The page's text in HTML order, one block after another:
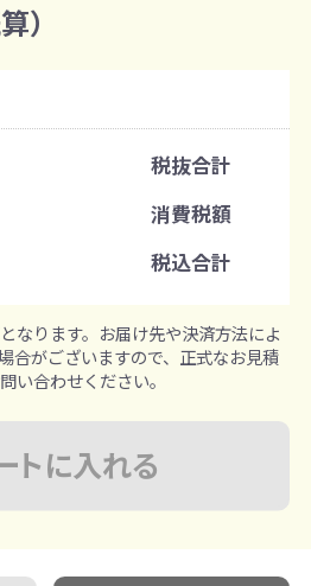
）
税抜合計
消費税額
税込合計
なります。お届け先や決済方法によ
合がございますので、正式なお見積
い合わせください。
トに入れる